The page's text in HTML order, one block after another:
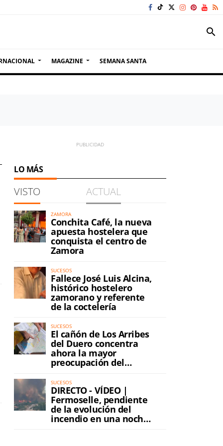
search
MAGAZINE SEMANA SANTA
LO MÁS
VISTO ACTUAL
ZAMORA
Conchita Café, la nueva
apuesta hostelera que
conquista el centro de
Zamora
SUCESOS
Fallece José Luis Alcina,
histórico hostelero
zamorano y referente
de la coctelería
SUCESOS
El cañón de Los Arribes
del Duero concentra
ahora la mayor
preocupación del
incendio
SUCESOS
DIRECTO - VÍDEO |
Fermoselle, pendiente
de la evolución del
incendio en una noche